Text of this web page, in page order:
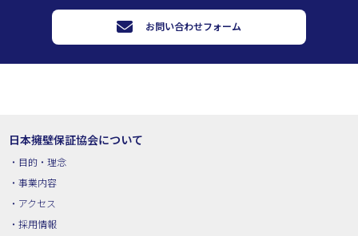
お問い合わせフォーム
日本擁壁保証協会について
目的・理念
事業内容
アクセス
採用情報